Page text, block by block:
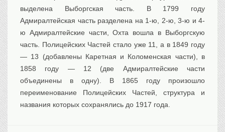
выделена Выборгская часть. В 1799 году
Адмиралтейская часть разделена на 1-ю, 2-ю, 3-ю и 4-
ю Адмиралтейские части, Охта вошла в Выборгскую
часть. Полицейских Частей стало уже 11, а в 1849 году
— 13 (добавлены Каретная и Коломенская части), в
1858 году — 12 (две Адмиралтейские части
объединены в одну). В 1865 году произошло
переименование Полицейских Частей, структура и
названия которых сохранялись до 1917 года.